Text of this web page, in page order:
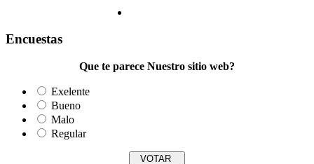
Encuestas
Que te parece Nuestro sitio web?
Exelente
Bueno
Malo
Regular